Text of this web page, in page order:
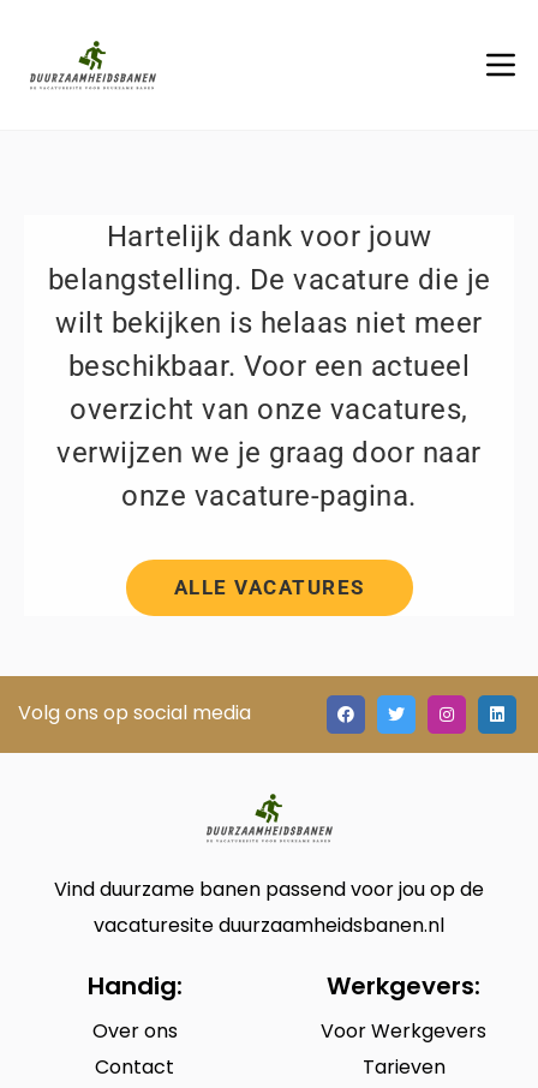
Hartelijk dank voor jouw
belangstelling. De vacature die je
wilt bekijken is helaas niet meer
beschikbaar. Voor een actueel
overzicht van onze vacatures,
verwijzen we je graag door naar
onze vacature-pagina.
ALLE VACATURES
Volg ons op social media
Vind duurzame banen passend voor jou op de
vacaturesite duurzaamheidsbanen.nl
Handig:
Over ons
Contact
Werkgevers:
Voor Werkgevers
Tarieven